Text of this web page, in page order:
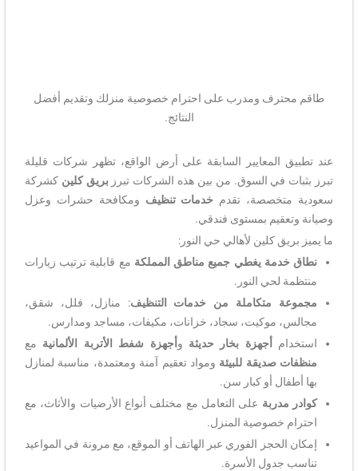
طاقم محترف ومدرب على احترام خصوصية منزلك وتقديم أفضل
النتائج.
عند تطبيق المعايير السابقة على أرض الواقع، تظهر شركات قليلة
تبرز بثبات في السوق. من بين هذه الشركات تبرزبريق كلين كشركة
سعودية متخصصة، تقدم خدمات تنظيف ومكافحة حشرات وعزل
وصيانة وتعقيم بمستوى فندقي.
ما يميز بريق كلين لأهالي حي النور:
نطاق خدمة يغطي جميع مناطق المملكة مع قابلية ترتيب زيارات
منتظمة لحي النور.
مجموعة متكاملة من خدمات التنظيف: منازل، فلل، شقق،
مجالس، موكيت، سجاد، خزانات، مكيفات، مساجد ومدارس.
استخدام
أجهزة بخار حديثة و أجهزة شفط الأتربة الألمانية مع
منظفات صديقة للبيئة ومواد تعقيم آمنة ومعتمدة، مناسبة لمنازل
بها أطفال أو كبار سن.
كوادر مدربة على التعامل مع مختلف أنواع الأرضيات والأثاث، مع
احترام خصوصية المنزل.
إمكان الحجز الفوري عبر الهاتف أو الموقع، مع مرونة في المواعيد
تناسب جدول الأسرة.